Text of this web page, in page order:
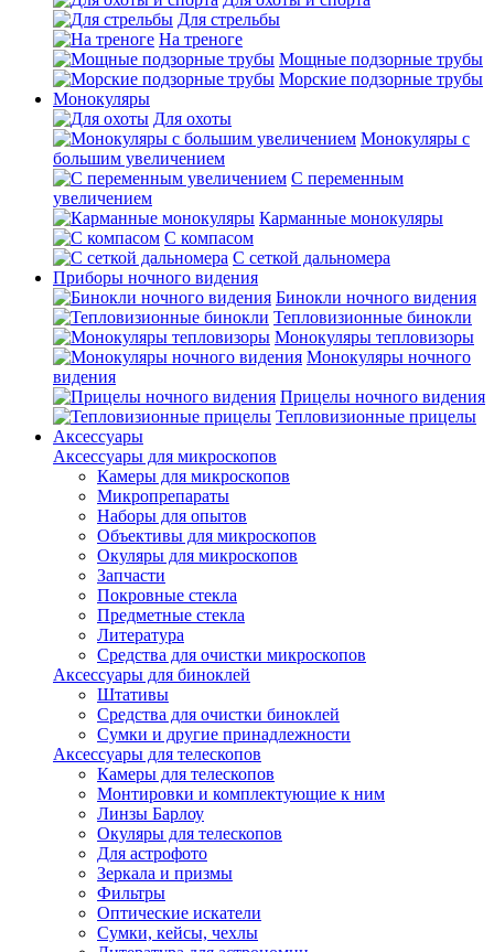
Для стрельбы
На треноге
Мощные подзорные трубы
Морские подзорные трубы
Монокуляры
Для охоты
Монокуляры с
большим увеличением
С переменным
увеличением
Карманные монокуляры
С компасом
С сеткой дальномера
Приборы ночного видения
Бинокли ночного видения
Тепловизионные бинокли
Монокуляры тепловизоры
Монокуляры ночного
видения
Прицелы ночного видения
Тепловизионные прицелы
Аксессуары
Аксессуары для микроскопов
Камеры для микроскопов
Микропрепараты
Наборы для опытов
Объективы для микроскопов
Окуляры для микроскопов
Запчасти
Покровные стекла
Предметные стекла
Литература
Средства для очистки микроскопов
Аксессуары для биноклей
Штативы
Средства для очистки биноклей
Сумки и другие принадлежности
Аксессуары для телескопов
Камеры для телескопов
Монтировки и комплектующие к ним
Линзы Барлоу
Окуляры для телескопов
Для астрофото
Зеркала и призмы
Фильтры
Оптические искатели
Сумки, кейсы, чехлы